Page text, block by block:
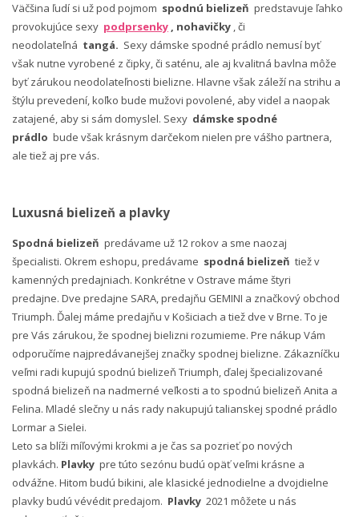
Väčšina ľudí si už pod pojmom spodnú bielizeň predstavuje ľahko
provokujúce sexy podprsenky , nohavičky , či
neodolateľná tangá. Sexy dámske spodné prádlo nemusí byť
však nutne vyrobené z čipky, či saténu, ale aj kvalitná bavlna môže
byť zárukou neodolateľnosti bielizne. Hlavne však záleží na strihu a
štýlu prevedení, koľko bude mužovi povolené, aby videl a naopak
zatajené, aby si sám domyslel. Sexy dámske spodné
prádlo bude však krásnym darčekom nielen pre vášho partnera,
ale tiež aj pre vás.
Luxusná bielizeň a plavky
Spodná bielizeň predávame už 12 rokov a sme naozaj
špecialisti. Okrem eshopu, predávame spodná bielizeň tiež v
kamenných predajniach. Konkrétne v Ostrave máme štyri
predajne. Dve predajne SARA, predajňu GEMINI a značkový obchod
Triumph. Ďalej máme predajňu v Košiciach a tiež dve v Brne. To je
pre Vás zárukou, že spodnej bielizni rozumieme. Pre nákup Vám
odporučíme najpredávanejšej značky spodnej bielizne. Zákazníčku
veľmi radi kupujú spodnú bielizeň Triumph, ďalej špecializované
spodná bielizeň na nadmerné veľkosti a to spodnú bielizeň Anita a
Felina. Mladé slečny u nás rady nakupujú talianskej spodné prádlo
Lormar a Sielei.
Leto sa blíži míľovými krokmi a je čas sa pozrieť po nových
plavkách. Plavky pre túto sezónu budú opäť veľmi krásne a
odvážne. Hitom budú bikini, ale klasické jednodielne a dvojdielne
plavky budú vévédit predajom. Plavky 2021 môžete u nás